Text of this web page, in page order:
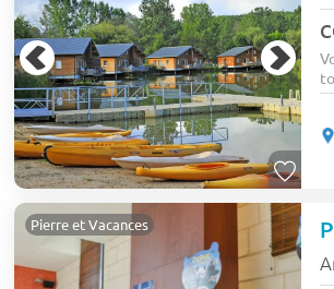
Pierre et Vacances